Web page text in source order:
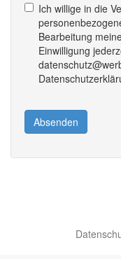
Ich willige in die
Bearbeitung
Einwilligung
Absenden